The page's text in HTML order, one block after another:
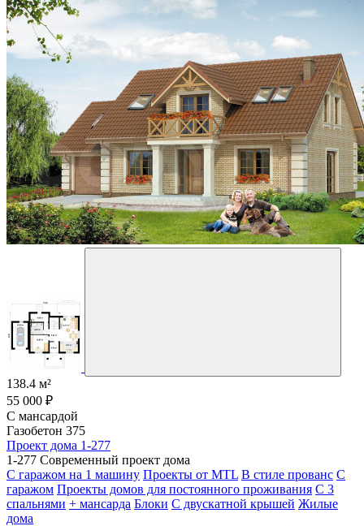
138.4 м²
55 000 ₽
С мансардой
Газобетон 375
Проект дома 1-277
1-277 Современный проект дома
С гаражом на 1 машину Проекты от MTL В стиле прованс С
гаражом Проекты домов для постоянного проживания С 3
спальнями + мансарда Блоки С двускатной крышей Жилые
дома